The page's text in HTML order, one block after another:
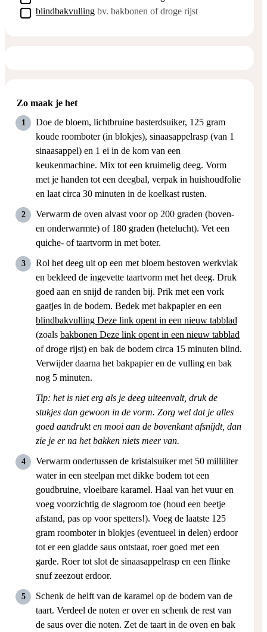
▢
blindbakvulling bv. bakbonen of droge rijst
Zo maak je het
Doe de bloem, lichtbruine basterdsuiker, 125 gram
koude roomboter (in blokjes), sinaasappelrasp (van 1
sinaasappel) en 1 ei in de kom van een
keukenmachine. Mix tot een kruimelig deeg. Vorm
met je handen tot een deegbal, verpak in huishoudfolie
en laat circa 30 minuten in de koelkast rusten.
Verwarm de oven alvast voor op 200 graden (boven-
en onderwarmte) of 180 graden (hetelucht). Vet een
quiche- of taartvorm in met boter.
Rol het deeg uit op een met bloem bestoven werkvlak
en bekleed de ingevette taartvorm met het deeg. Druk
goed aan en snijd de randen bij. Prik met een vork
gaatjes in de bodem. Bedek met bakpapier en een
blindbakvulling Deze link opent in een nieuw tabblad
(zoals bakbonen Deze link opent in een nieuw tabblad
of droge rijst) en bak de bodem circa 15 minuten blind.
Verwijder daarna het bakpapier en de vulling en bak
nog 5 minuten.
Tip: het is niet erg als je deeg uiteenvalt, druk de
stukjes dan gewoon in de vorm. Zorg wel dat je alles
goed aandrukt en mooi aan de bovenkant afsnijdt, dan
zie je er na het bakken niets meer van.
Verwarm ondertussen de kristalsuiker met 50 milliliter
water in een steelpan met dikke bodem tot een
goudbruine, vloeibare karamel. Haal van het vuur en
voeg voorzichtig de slagroom toe (houd een beetje
afstand, pas op voor spetters!). Voeg de laatste 125
gram roomboter in blokjes (eventueel in delen) erdoor
tot er een gladde saus ontstaat, roer goed met een
garde. Roer tot slot de sinaasappelrasp en een flinke
snuf zeezout erdoor.
Schenk de helft van de karamel op de bodem van de
taart. Verdeel de noten er over en schenk de rest van
de saus over die noten. Zet de taart in de oven en bak